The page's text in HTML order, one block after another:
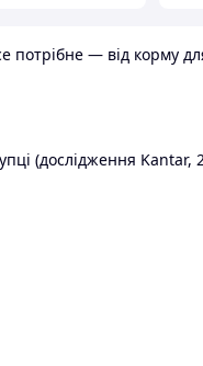
— від корму
(дослідження